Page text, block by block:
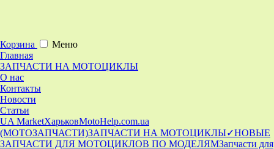
Корзина
Меню
Главная
ЗАПЧАСТИ НА МОТОЦИКЛЫ
О нас
Контакты
Новости
Статьи
UA MarketХарьковMotoHelp.com.ua
(МОТОЗАПЧАСТИ)ЗАПЧАСТИ НА МОТОЦИКЛЫ✓НОВЫЕ
ЗАПЧАСТИ ДЛЯ МОТОЦИКЛОВ ПО МОДЕЛЯМЗапчасти для